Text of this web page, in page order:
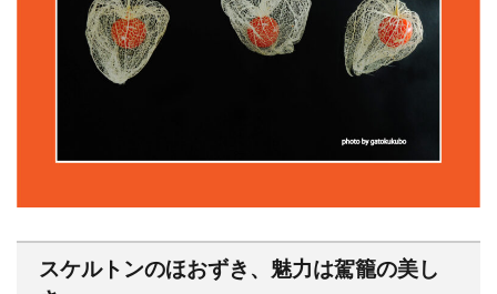
スケルトンのほおずき、魅力は駕籠の美し